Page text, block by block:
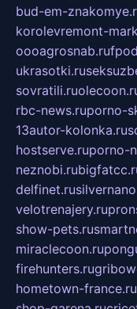
bud-em-
korolevremont-
oooagrosnab.ru
ukrasotki.ru
sovratili.ru
rbc-news.ruporno-
13autor-kolonka.ru
hostserve.ruporno-
neznobi.ru
delfinet.ru
velotrenajery.ru
show-pets.ru
miraclecoon.ru
firehunters.ru
hometown-france.ru